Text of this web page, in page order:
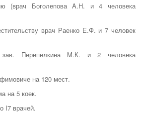
(врач Боголепова A.Н. и 4 человека
врач Раенко Е.Ф. и 7 человек
Перепелкина M.К. и 2 человека
на 120 мест.
на 5 коек.
I7 врачей.